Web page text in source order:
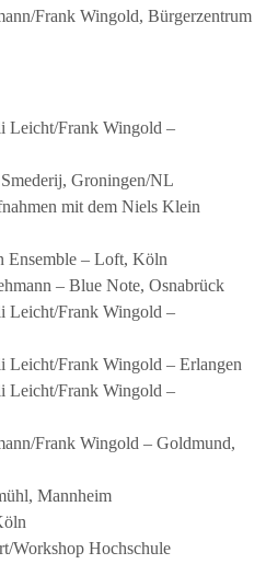
Frank Wingold, Bürgerzentrum
Leicht/Frank Wingold –
Groningen/NL
mit dem Niels Klein
Ensemble – Loft, Köln
– Blue Note, Osnabrück
Leicht/Frank Wingold –
Frank Wingold – Erlangen
Leicht/Frank Wingold –
Frank Wingold – Goldmund,
Mannheim
Workshop Hochschule